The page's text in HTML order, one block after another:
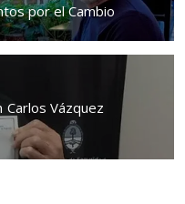
por el Cambio
Carlos Vázquez